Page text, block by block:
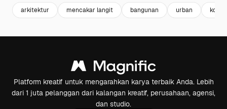
arkitektur mencakar langit bangunan urban
Platform kreatif untuk mengarahkan karya terbaik Anda. Lebih
dari 1 juta pelanggan dari kalangan kreatif, perusahaan, agensi,
dan studio.